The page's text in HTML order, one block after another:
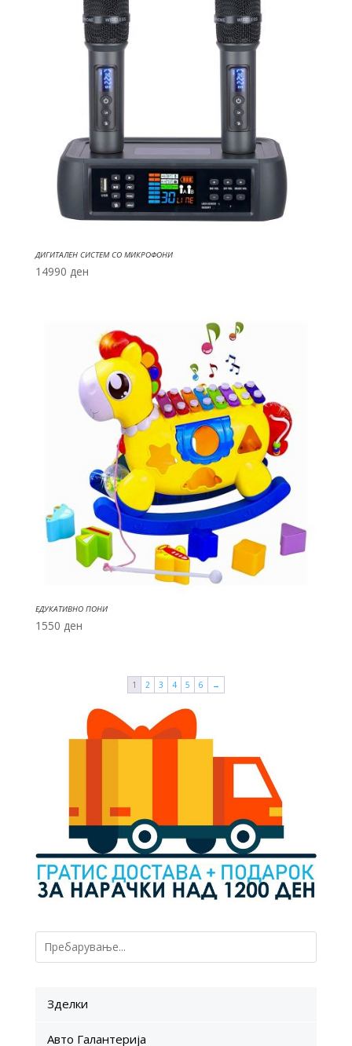
ДИГИТАЛЕН СИСТЕМ СО МИКРОФОНИ
14990 ден
ЕДУКАТИВНО ПОНИ
1550 ден
1 2 3 4 5 6 →
Зделки
Авто Галантерија